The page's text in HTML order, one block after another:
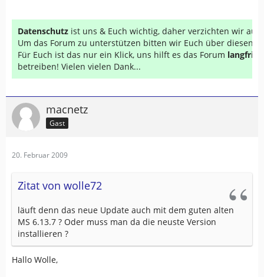
Datenschutz ist uns & Euch wichtig, daher verzichten wir auf
Um das Forum zu unterstützen bitten wir Euch über diesen
Für Euch ist das nur ein Klick, uns hilft es das Forum
betreiben! Vielen vielen Dank...
macnetz
Gast
20. Februar 2009
Zitat von wolle72
läuft denn das neue Update auch mit dem guten alten
MS 6.13.7 ? Oder muss man da die neuste Version
installieren ?
Hallo Wolle,